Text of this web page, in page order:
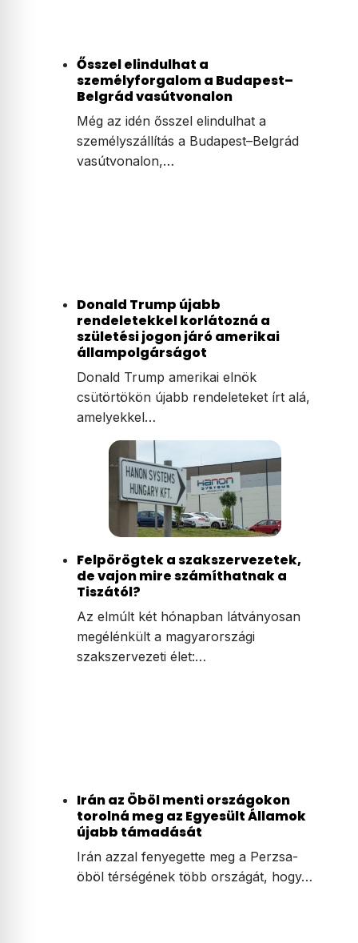
Ősszel elindulhat a
személyforgalom a Budapest–
Belgrád vasútvonalon
Még az idén ősszel elindulhat a
személyszállítás a Budapest–Belgrád
vasútvonalon,…
Donald Trump újabb
rendeletekkel korlátozná a
születési jogon járó amerikai
állampolgárságot
Donald Trump amerikai elnök
csütörtökön újabb rendeleteket írt alá,
amelyekkel…
Felpörögtek a szakszervezetek,
de vajon mire számíthatnak a
Tiszától?
Az elmúlt két hónapban látványosan
megélénkült a magyarországi
szakszervezeti élet:…
Irán az Öböl menti országokon
torolná meg az Egyesült Államok
újabb támadását
Irán azzal fenyegette meg a Perzsa-
öböl térségének több országát, hogy…